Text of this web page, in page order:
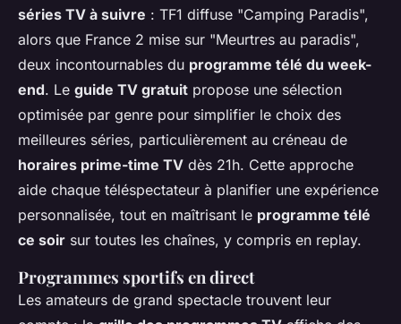
séries TV à suivre : TF1 diffuse "Camping Paradis",
alors que France 2 mise sur "Meurtres au paradis",
deux incontournables du programme télé du week-
end. Le guide TV gratuit propose une sélection
optimisée par genre pour simplifier le choix des
meilleures séries, particulièrement au créneau de
horaires prime-time TV dès 21h. Cette approche
aide chaque téléspectateur à planifier une expérience
personnalisée, tout en maîtrisant le programme télé
ce soir sur toutes les chaînes, y compris en replay.
Programmes sportifs en direct
Les amateurs de grand spectacle trouvent leur